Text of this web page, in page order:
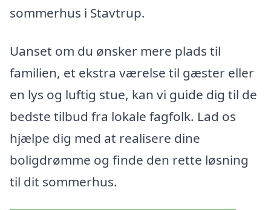
sommerhus i Stavtrup.
Uanset om du ønsker mere plads til
familien, et ekstra værelse til gæster eller
en lys og luftig stue, kan vi guide dig til de
bedste tilbud fra lokale fagfolk. Lad os
hjælpe dig med at realisere dine
boligdrømme og finde den rette løsning
til dit sommerhus.